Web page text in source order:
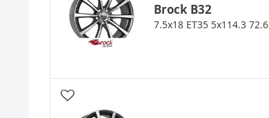
Brock B32
7.5x18 ET35 5x114.3 72.6